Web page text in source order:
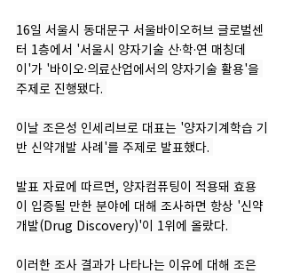
16일 서울시 동대문구 서울바이오허브 글로벌센
터 1층에서 '서울시 양자기술 산·학·연 매칭데
이'가 '바이오·의료산업에서의 양자기술 활용'을
주제로 진행됐다.
이날 조은성 인세리브로 대표는 '양자기계학습 기
반 신약개발 사례'를 주제로 발표했다.
발표 자료에 따르면, 양자컴퓨팅이 적용돼 효용
이 입증될 만한 분야에 대해 조사하면 항상 '신약
개발(Drug Discovery)'이 1위에 올랐다.
이러한 조사 결과가 나타나는 이유에 대해 조은